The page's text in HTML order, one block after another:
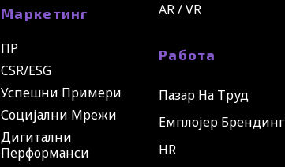
Маркетинг
ПР
CSR/ESG
Успешни Примери
Социјални Мрежи
Дигитални
Перформанси
AR / VR
Работа
Пазар На Труд
Емплојер Брендинг
HR